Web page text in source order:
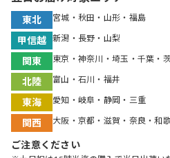
東北 宮城・秋田・山形・福島
甲信越 新潟・長野・山梨
関東 東京・神奈川・埼玉・千葉・
北陸 富山・石川・福井
東海 愛知・岐阜・静岡・三重
関西 大阪・京都・滋賀・奈良・和
ご注意ください